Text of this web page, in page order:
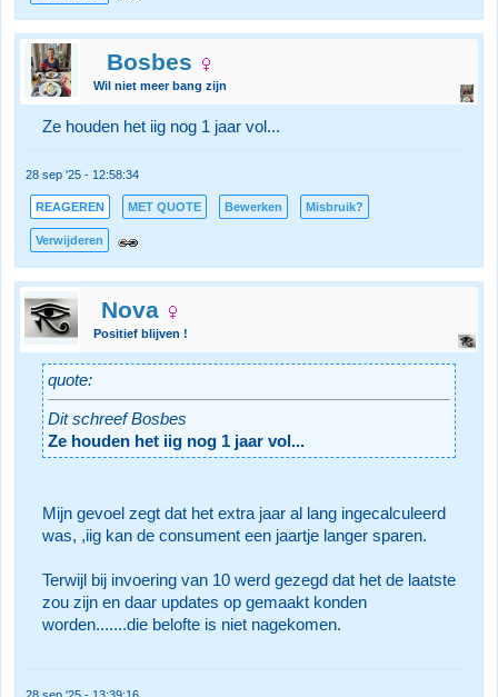
Bosbes
Wil niet meer bang zijn
Ze houden het iig nog 1 jaar vol...
28 sep '25 - 12:58:34
REAGEREN MET QUOTE Bewerken Misbruik?
Verwijderen
Nova
Positief blijven !
quote:
Dit schreef Bosbes
Ze houden het iig nog 1 jaar vol...
Mijn gevoel zegt dat het extra jaar al lang ingecalculeerd
was, ,iig kan de consument een jaartje langer sparen.
Terwijl bij invoering van 10 werd gezegd dat het de laatste
zou zijn en daar updates op gemaakt konden
worden.......die belofte is niet nagekomen.